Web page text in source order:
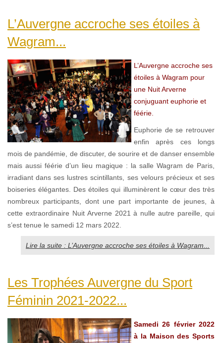
L’Auvergne accroche ses étoiles à
Wagram...
L’Auvergne accroche ses
étoiles à Wagram pour
une Nuit Arverne
conjuguant euphorie et
féérie.
Euphorie de se retrouver
enfin après ces longs
mois de pandémie, de discuter, de sourire et de danser ensemble
mais aussi féérie d’un lieu magique : la salle Wagram de Paris,
irradiant dans ses lustres scintillants, ses velours précieux et ses
boiseries élégantes. Des étoiles qui illuminèrent le cœur des très
nombreux participants, dont une part importante de jeunes, à
cette extraordinaire Nuit Arverne 2021 à nulle autre pareille, qui
s’est tenue le samedi 12 mars 2022.
Lire la suite : L’Auvergne accroche ses étoiles à Wagram...
Les Trophées Auvergne du Sport
Féminin 2021-2022...
Samedi 26 février 2022
à la Maison des Sports